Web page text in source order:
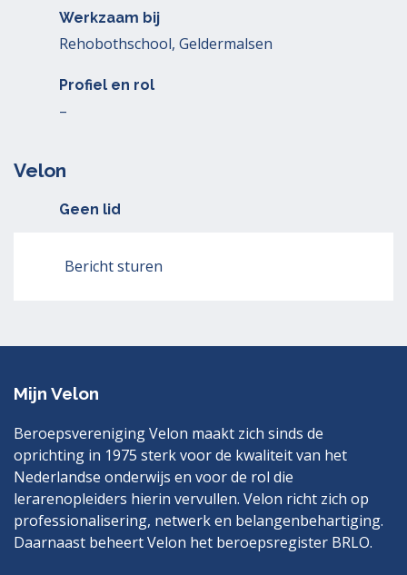
Werkzaam bij
Rehobothschool, Geldermalsen
Profiel en rol
–
Velon
Geen lid
Bericht sturen
Mijn Velon
Beroepsvereniging Velon maakt zich sinds de
oprichting in 1975 sterk voor de kwaliteit van het
Nederlandse onderwijs en voor de rol die
lerarenopleiders hierin vervullen. Velon richt zich op
professionalisering, netwerk en belangenbehartiging.
Daarnaast beheert Velon het beroepsregister BRLO.